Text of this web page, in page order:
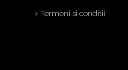
Termeni si conditii